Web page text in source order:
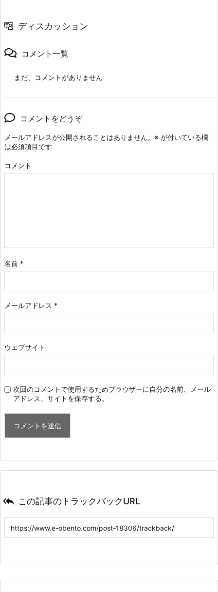
ディスカッション
コメント一覧
まだ、コメントがありません
コメントをどうぞ
メールアドレスが公開されることはありません。 ※ が付いている欄
は必須項目です
コメント
名前 *
メールアドレス *
ウェブサイト
次回のコメントで使用するためブラウザーに自分の名前、メール
アドレス、サイトを保存する。
 この記事のトラックバックURL